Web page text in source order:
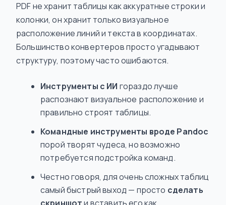
PDF не хранит таблицы как аккуратные строки и
колонки, он хранит только визуальное
расположение линий и текста в координатах.
Большинство конвертеров просто угадывают
структуру, поэтому часто ошибаются.
Инструменты с ИИ гораздо лучше
распознают визуальное расположение и
правильно строят таблицы.
Командные инструменты вроде Pandoc
порой творят чудеса, но возможно
потребуется подстройка команд.
Честно говоря, для очень сложных таблиц
самый быстрый выход — просто сделать